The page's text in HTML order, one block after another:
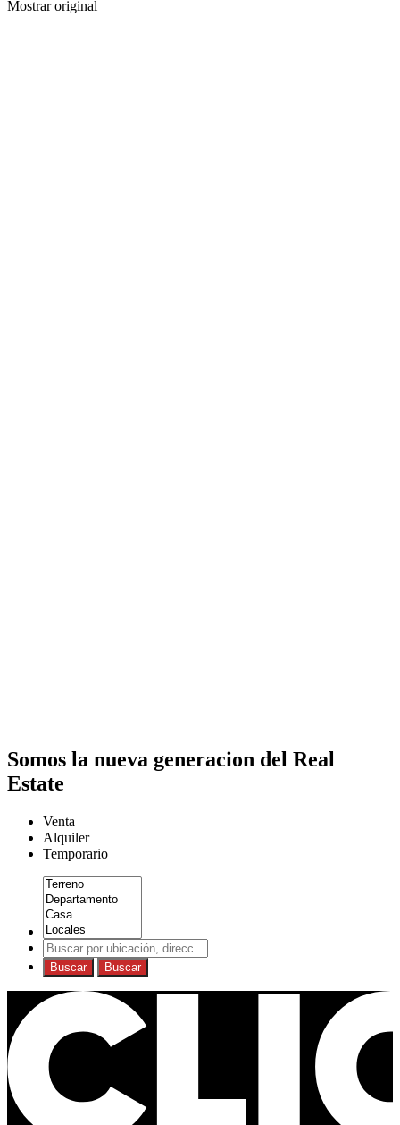
Mostrar original
Somos la nueva generacion del Real
Estate
Venta
Alquiler
Temporario
Buscar Buscar